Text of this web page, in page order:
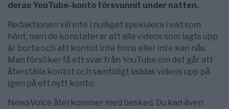
deras YouTube-konto försvunnit under natten.
Redaktionen vill inte i nuläget spekulera i vad som
hänt, men de konstaterar att alla videos som lagts upp
är borta och att kontot inte finns eller inte kan nås.
Man försöker få ett svar från YouTube om det går att
återställa kontot och samtidigt laddas videos upp på
igen på ett nytt konto.
NewsVoice återkommer med besked. Du kan även